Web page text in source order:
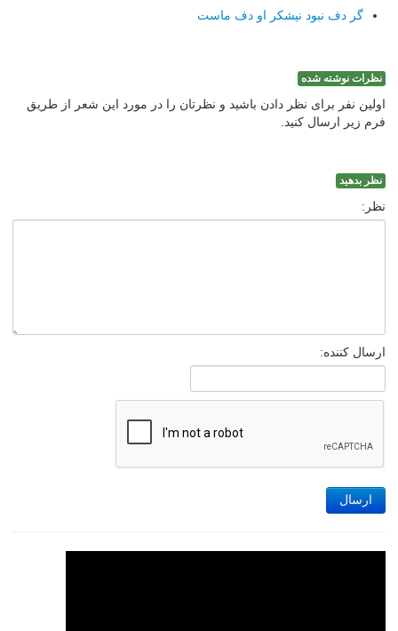
گر دف نبود نیشکر او دف ماست
نظرات نوشته شده
اولین نفر برای نظر دادن باشید و نظرتان را در مورد این شعر از طریق
فرم زیر ارسال کنید.
نظر بدهید
نظر:
ارسال کننده:
ارسال